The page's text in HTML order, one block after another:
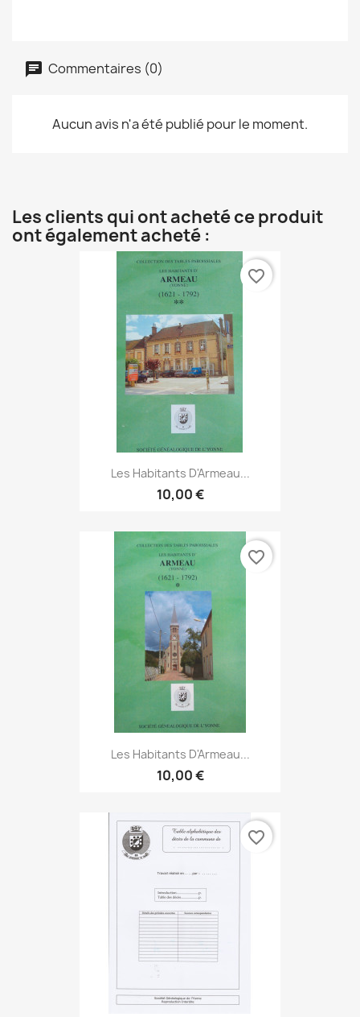
Commentaires (0)
Aucun avis n'a été publié pour le moment.
Les clients qui ont acheté ce produit
ont également acheté :
Les Habitants D'Armeau...
10,00 €
favorite_border
Les Habitants D'Armeau...
10,00 €
favorite_border
favorite_border